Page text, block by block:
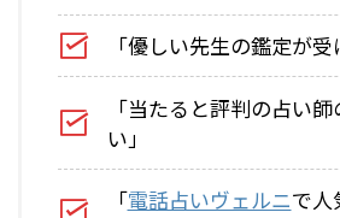
「優しい先生の鑑定が受
「当たると評判の占い
い」
「電話占いヴェルニで人